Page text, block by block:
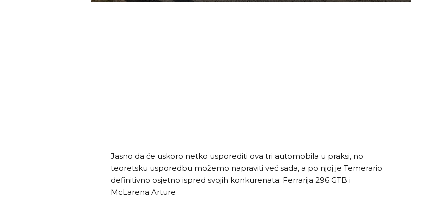
Jasno da će uskoro netko usporediti ova tri automobila u praksi, no
teoretsku usporedbu možemo napraviti već sada, a po njoj je Temerario
definitivno osjetno ispred svojih konkurenata: Ferrarija 296 GTB i
McLarena Arture